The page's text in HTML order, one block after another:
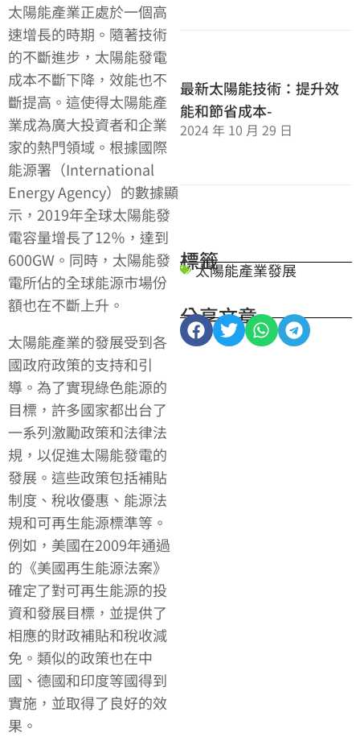
太陽能產業正處於一個高
速增長的時期。隨著技術
的不斷進步，太陽能發電
成本不斷下降，效能也不
斷提高。這使得太陽能產
業成為廣大投資者和企業
家的熱門領域。根據國際
能源署（International
Energy Agency）的數據顯
示，2019年全球太陽能發
電容量增長了12％，達到
600GW。同時，太陽能發
電所佔的全球能源市場份
額也在不斷上升。
太陽能產業的發展受到各
國政府政策的支持和引
導。為了實現綠色能源的
目標，許多國家都出台了
一系列激勵政策和法律法
規，以促進太陽能發電的
發展。這些政策包括補貼
制度、稅收優惠、能源法
規和可再生能源標準等。
例如，美國在2009年通過
的《美國再生能源法案》
確定了對可再生能源的投
資和發展目標，並提供了
相應的財政補貼和稅收減
免。類似的政策也在中
國、德國和印度等國得到
實施，並取得了良好的效
果。
最新太陽能技術：提升效
能和節省成本-
2024 年 10 月 29 日
標籤
太陽能產業發展
分享文章